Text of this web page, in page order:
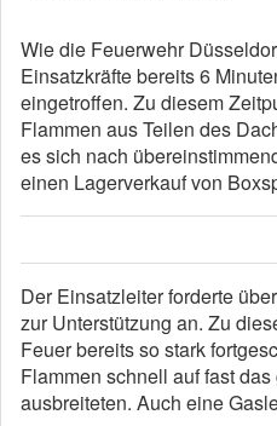
Wie die Feuerwehr
Einsatzkräfte bereits 6
eingetroffen. Zu diesem
Flammen aus Teilen des
es sich nach
einen Lagerverkauf von
Der Einsatzleiter forderte
zur Unterstützung an. Zu
Feuer bereits so stark
Flammen schnell auf fast
ausbreiteten. Auch eine